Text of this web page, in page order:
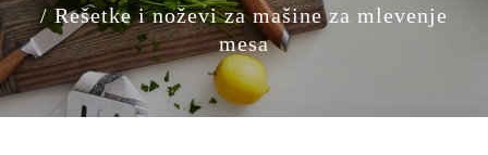
/ Rešetke i noževi za mašine za mlevenje
mesa